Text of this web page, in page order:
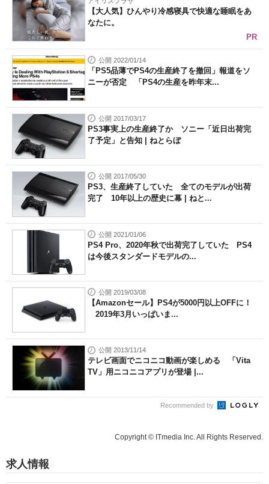
【大人気】ひんやり冷感寝具で快適な睡眠をあ
なたに。
PR
公開 2022/01/14
「PS5品薄でPS4の生産終了を撤回」報道をソ
ニーが否定 「PS4の生産を昨年末...
公開 2017/03/17
PS3事実上の生産終了か ソニー「近日出荷完
了予定」と告知 | ねとらぼ
公開 2017/05/30
PS3、生産終了していた 全てのモデルが出荷
完了 10年以上の歴史に幕 | ねと...
公開 2021/01/06
PS4 Pro、2020年秋で出荷完了していた PS4
は今後スタンダードモデルの...
公開 2019/03/08
【Amazonセール】PS4が5000円以上OFFに！
2019年3月いっぱいま...
公開 2013/11/14
テレビ画面でニコニコ動画が楽しめる 「Vita
TV」用ニコニコアプリが登場 |...
Recommended by
Copyright © ITmedia Inc. All Rights Reserved.
求人情報